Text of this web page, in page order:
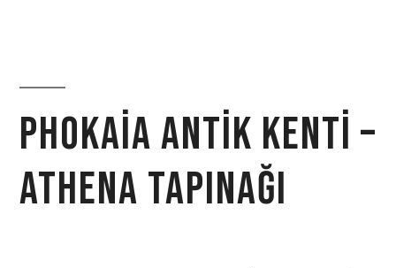
Phokaia Antik Kenti –
Athena Tapınağı